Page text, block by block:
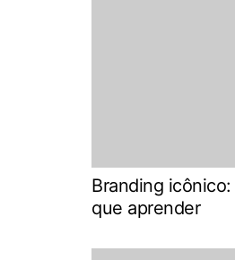
Branding
que aprender